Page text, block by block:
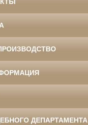
ДЕПАРТАМЕНТА